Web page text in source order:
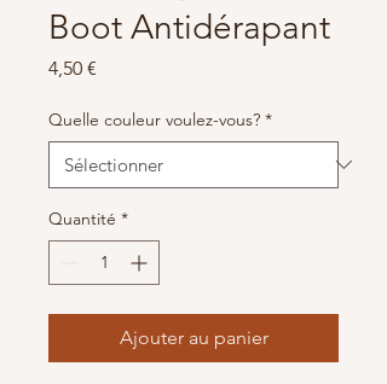
Boot Antidérapant
4,50 €
Quelle couleur voulez-vous? *
Quantité *
Ajouter au panier